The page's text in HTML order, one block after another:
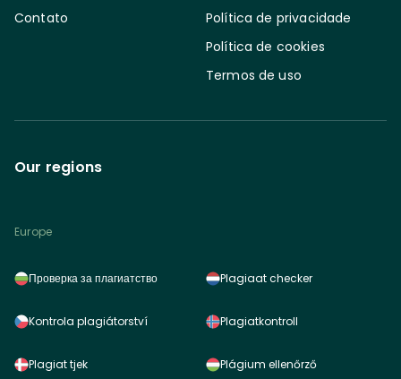
Contato
Política de privacidade
Política de cookies
Termos de uso
Our regions
Europe
Проверка за плагиатство
Kontrola plagiátorství
Plagiat tjek
Plagiaat checker
Plagiatkontroll
Plágium ellenőrző